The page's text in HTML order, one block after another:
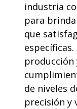
industria
para
que
producción
de niveles
precisión y